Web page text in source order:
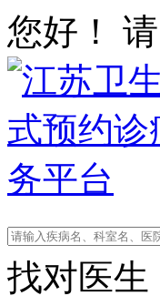
您好！ 请
找对医生